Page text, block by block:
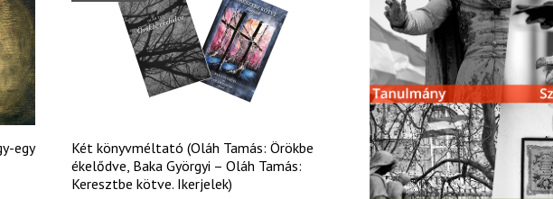
egy
Két könyvméltató (Oláh Tamás: Örökbe
ékelődve, Baka Györgyi – Oláh Tamás:
Keresztbe kötve. Ikerjelek)